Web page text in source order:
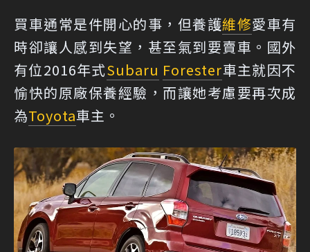
買車通常是件開心的事，但養護維修愛車有
時卻讓人感到失望，甚至氣到要賣車。國外
有位2016年式Subaru Forester車主就因不
愉快的原廠保養經驗，而讓她考慮要再次成
為Toyota車主。